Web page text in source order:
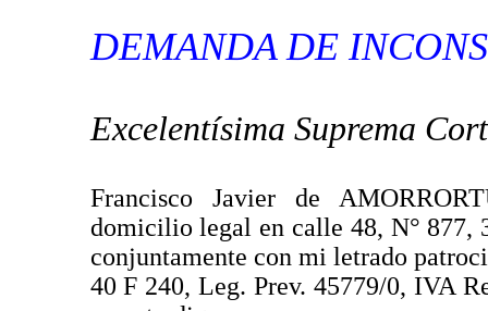
DEMANDA DE
Excelentísima Suprema
Francisco Javier de
domicilio legal en calle 48, N° 877,
conjuntamente con mi letrado
40 F 240, Leg. Prev. 45779/0, IVA